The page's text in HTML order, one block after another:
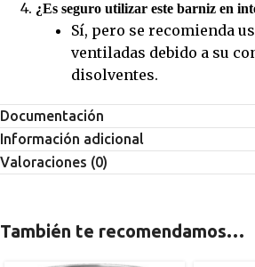
¿Es seguro utilizar este barniz en
Sí, pero se recomienda
ventiladas debido a su
disolventes.
Documentación
Información adicional
Valoraciones (0)
También te recomendamos…